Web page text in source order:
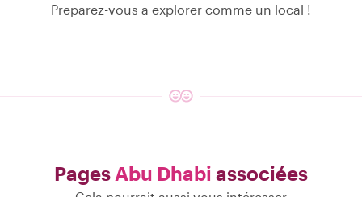
Preparez-vous a explorer comme un local !
Pages Abu Dhabi associées